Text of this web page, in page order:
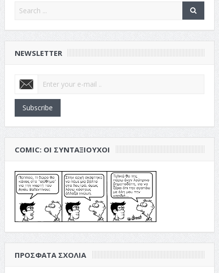
NEWSLETTER
Subscribe
COMIC: ΟΙ ΣΥΝΤΑΞΙΟΎΧΟΙ
ΠΡΌΣΦΑΤΑ ΣΧΌΛΙΑ